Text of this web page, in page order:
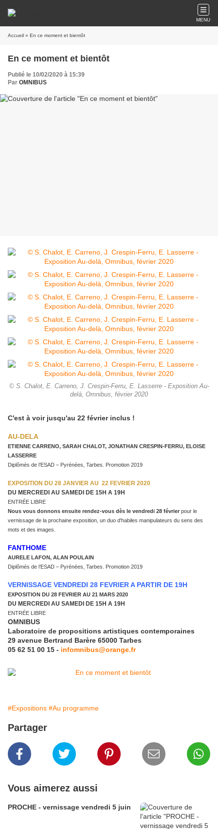
MENU
Accueil » En ce moment et bientôt
En ce moment et bientôt
Publié le 10/02/2020 à 15:39
Par OMNIBUS
© S. Chalot, E. Carreno, J. Crespin-Ferru, E. Lasserre - Exposition Au-
delà, Omnibus, février 2020
C'est à voir jusqu'au 22 février inclus !
AU-DELA
ETIENNE CARRENO, SARAH CHALOT, JONATHAN CRESPIN-FERRU, ELOISE
LASSERRE
Diplômés de l’ESAD – Pyrénées, Tarbes. Promotion 2019
EXPOSITION DU 28 JANVIER AU 22 FEVRIER 2020
DU MERCREDI AU SAMEDI DE 15H A 19H
ENTRÉE LIBRE
Nous vous donnons ensuite rendez-vous dès le vendredi 28 février pour le
vernissage de la prochaine exposition, un duo d'habiles manipulateurs du sens des
mots et des images.
FANTHOME
AURELE LAFON, ALAN POULAIN
Diplômés de l’ESAD – Pyrénées, Tarbes. Promotion 2019
VERNISSAGE VENDREDI 28 FEVRIERA PARTIR DE 19H
EXPOSITION DU 28 FEVRIER AU 21 MARS 2020
DU MERCREDI AU SAMEDI DE 15H A 19H
ENTRÉE LIBRE
OMNIBUS
Laboratoire de propositions artistiques contemporaines
29 avenue Bertrand Barère 65000 Tarbes
05 62 51 00 15 - infomnibus@orange.fr
#Expositions #Au programme
Partager
Vous aimerez aussi
PROCHE - vernissage vendredi 5 juin